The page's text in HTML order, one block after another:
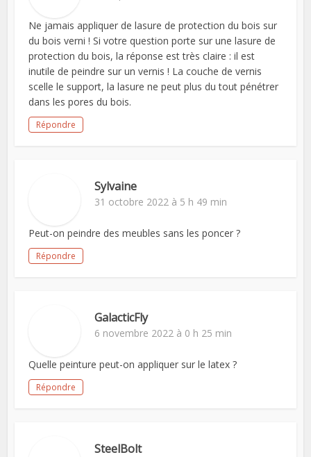
Ne jamais appliquer de lasure de protection du bois sur
du bois verni ! Si votre question porte sur une lasure de
protection du bois, la réponse est très claire : il est
inutile de peindre sur un vernis ! La couche de vernis
scelle le support, la lasure ne peut plus du tout pénétrer
dans les pores du bois.
Répondre
Sylvaine
31 octobre 2022 à 5 h 49 min
Peut-on peindre des meubles sans les poncer ?
Répondre
GalacticFly
6 novembre 2022 à 0 h 25 min
Quelle peinture peut-on appliquer sur le latex ?
Répondre
SteelBolt